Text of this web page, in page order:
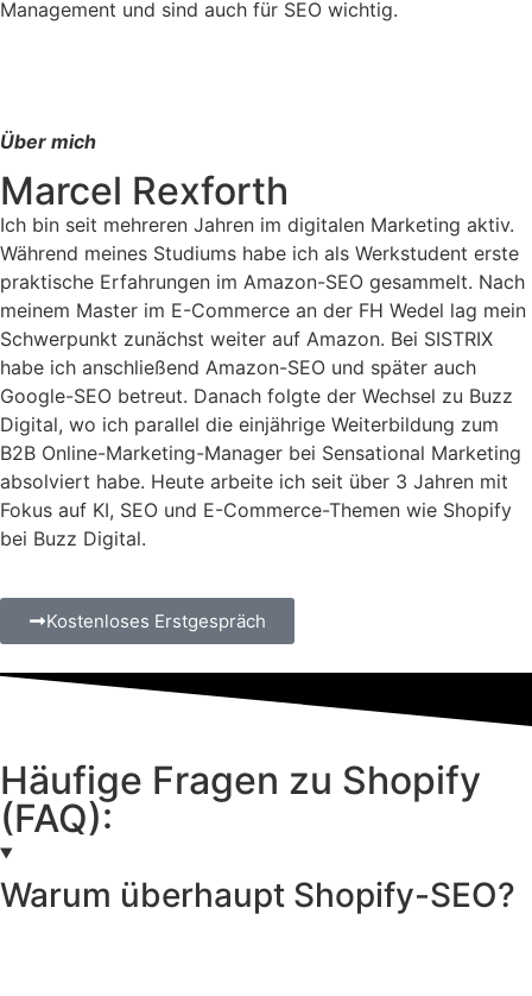
Management und sind auch für SEO wichtig.
Über mich
Marcel Rexforth
Ich bin seit mehreren Jahren im digitalen Marketing aktiv.
Während meines Studiums habe ich als Werkstudent erste
praktische Erfahrungen im Amazon-SEO gesammelt. Nach
meinem Master im E-Commerce an der FH Wedel lag mein
Schwerpunkt zunächst weiter auf Amazon. Bei SISTRIX
habe ich anschließend Amazon-SEO und später auch
Google-SEO betreut. Danach folgte der Wechsel zu Buzz
Digital, wo ich parallel die einjährige Weiterbildung zum
B2B Online-Marketing-Manager bei Sensational Marketing
absolviert habe. Heute arbeite ich seit über 3 Jahren mit
Fokus auf KI, SEO und E-Commerce-Themen wie Shopify
bei Buzz Digital.
Kostenloses Erstgespräch
Häufige Fragen zu Shopify
(FAQ):
Warum überhaupt Shopify-SEO?